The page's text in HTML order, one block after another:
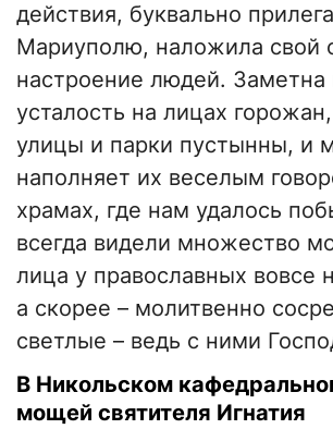
действия, буквально
Мариуполю, наложила свой
настроение людей. Заметна
усталость на лицах
улицы и парки пустынны, и
наполняет их веселым
храмах, где нам удалось
всегда видели множество
лица у православных вовсе
а скорее – молитвенно
светлые – ведь с ними
В Никольском
мощей святителя Игнатия